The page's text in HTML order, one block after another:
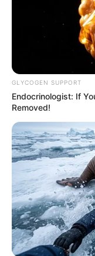
GLYCOGEN SUPPORT
Endocrinologist: If
Removed!